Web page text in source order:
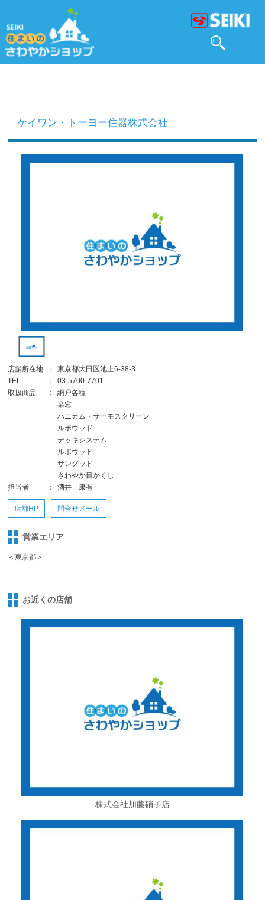
ケイワン・トーヨー住器株式会社
店舗所在地 ：
東京都大田区池上6-38-3
TEL
：
03-5700-7701
取扱商品
：
網戸各種
楽窓
ハニカム・サーモスクリーン
ルポウッド
デッキシステム
ルポウッド
サングッド
さわやか目かくし
担当者
： 酒井 康有
店舗HP 問合せメール
営業エリア
＜東京都＞
お近くの店舗
株式会社加藤硝子店